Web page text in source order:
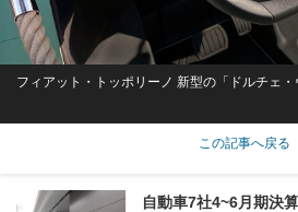
フィアット・トッポリーノ 新型の「ドルチェ・
この記事へ戻る
自動車7社4~6月期決